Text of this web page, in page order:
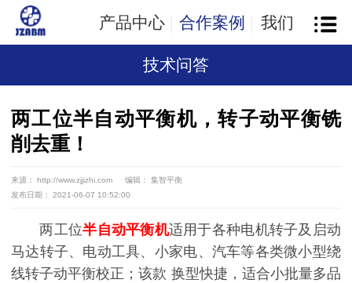
产品中心 合作案例 我们
技术问答
两工位半自动平衡机，转子动平衡铣
削去重！
来源： http://www.zjjizhi.com
编辑： 集智平衡
发布日期： 2021-06-07 10:52:00
两工位半自动平衡机适用于各种电机转子及启动
马达转子、电动工具、小家电、汽车等各类微小型绕
线转子动平衡校正；该款 换型快捷，适合小批量多品